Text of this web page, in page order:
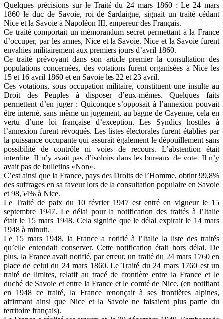
Quelques précisions sur le Traité du 24 mars 1860 : Le 24 mars
1860 le duc de Savoie, roi de Sardaigne, signait un traité cédant
Nice et la Savoie à Napoléon III, empereur des Français.
Ce traité comportait un mémorandum secret permettant à la France
d’occuper, par les armes, Nice et la Savoie. Nice et la Savoie furent
envahies militairement aux premiers jours d’avril 1860.
Ce traité prévoyant dans son article premier la consultation des
populations concernées, des votations furent organisées à Nice les
15 et 16 avril 1860 et en Savoie les 22 et 23 avril.
Ces votations, sous occupation militaire, constituent une insulte au
Droit des Peuples à disposer d’eux-mêmes. Quelques faits
permettent d’en juger : Quiconque s’opposait à l’annexion pouvait
être interné, sans même un jugement, au bagne de Cayenne, cela en
vertu d’une loi française d’exception. Les Syndics hostiles à
l’annexion furent révoqués. Les listes électorales furent établies par
la puissance occupante qui assurait également le dépouillement sans
possibilité de contrôle ni voies de recours. L’abstention était
interdite. Il n’y avait pas d’isoloirs dans les bureaux de vote. Il n’y
avait pas de bulletins «Non».
C’est ainsi que la France, pays des Droits de l’Homme, obtint 99,8%
des suffrages en sa faveur lors de la consultation populaire en Savoie
et 98,54% à Nice.
Le Traité de paix du 10 février 1947 est entré en vigueur le 15
septembre 1947. Le délai pour la notification des traités à l’Italie
était le 15 mars 1948. Cela signifie que le délai expirait le 14 mars
1948 à minuit.
Le 15 mars 1948, la France a notifié à l’Italie la liste des traités
qu’elle entendait conserver. Cette notification était hors délai. De
plus, la France avait notifié, par erreur, un traité du 24 mars 1760 en
place de celui du 24 mars 1860. Le Traité du 24 mars 1760 est un
traité de limites, relatif au tracé de frontière entre la France et le
duché de Savoie et entre la France et le comté de Nice, (en notifiant
en 1948 ce traité, la France renonçait à ses frontières alpines,
affirmant ainsi que Nice et la Savoie ne faisaient plus partie du
territoire français).